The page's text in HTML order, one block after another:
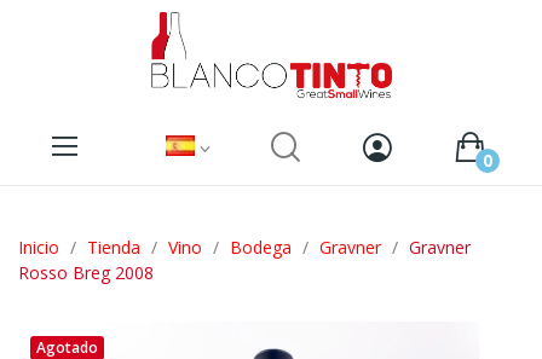
0
Inicio Tienda Vino Bodega Gravner
Gravner
Rosso Breg 2008
Agotado